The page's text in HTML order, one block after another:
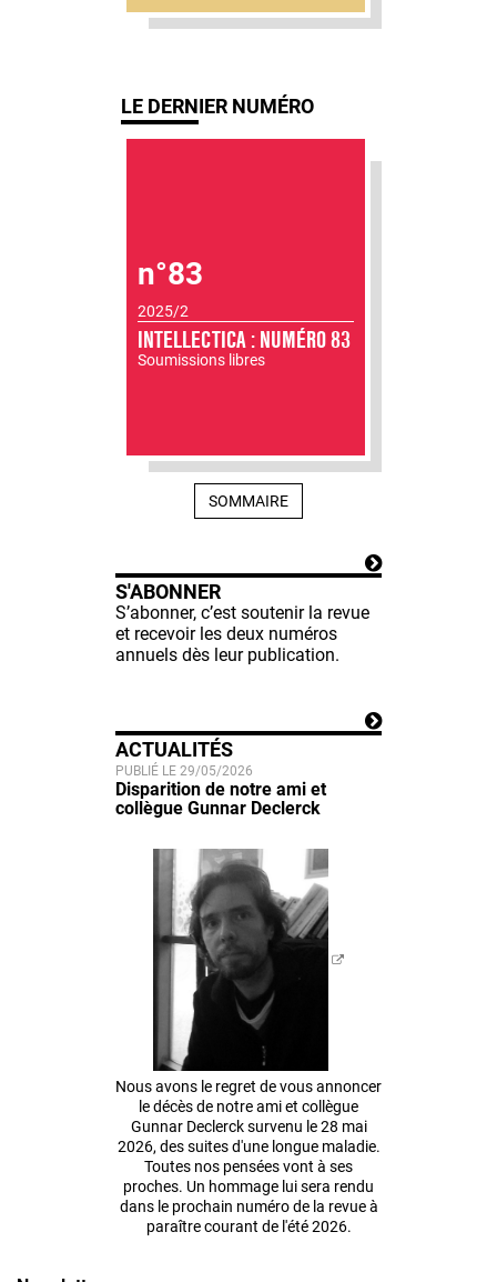
LE DERNIER NUMÉRO
n°83
2025/2
INTELLECTICA : NUMÉRO 83
Soumissions libres
SOMMAIRE
S'ABONNER
S’abonner, c’est soutenir la revue
et recevoir les deux numéros
annuels dès leur publication.
ACTUALITÉS
PUBLIÉ LE 29/05/2026
Disparition de notre ami et
collègue Gunnar Declerck
Nous avons le regret de vous annoncer
le décès de notre ami et collègue
Gunnar Declerck survenu le 28 mai
2026, des suites d'une longue maladie.
Toutes nos pensées vont à ses
proches. Un hommage lui sera rendu
dans le prochain numéro de la revue à
paraître courant de l'été 2026.